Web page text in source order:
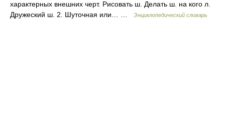
характерных внешних черт. Рисовать ш. Делать ш. на кого л.
Дружеский ш. 2. Шуточная или… …
Энциклопедический словарь